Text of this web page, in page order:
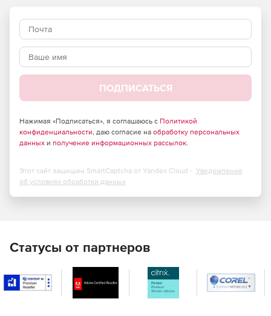
ПОДПИСАТЬСЯ
Нажимая «Подписаться», я соглашаюсь с Политикой
конфиденциальности, даю согласие на обработку персональных
данных и получение информационных рассылок.
Этот сайт защищен SmartCaptcha от Yandex Cloud - Уведомление
об условиях обработки данных
Статусы от партнеров